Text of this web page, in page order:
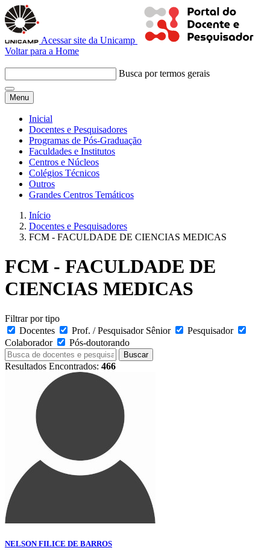
Acessar site da Unicamp
Voltar para a Home
Busca por termos gerais
Menu
Inicial
Docentes e Pesquisadores
Programas de Pós-Graduação
Faculdades e Institutos
Centros e Núcleos
Colégios Técnicos
Outros
Grandes Centros Temáticos
Início
Docentes e Pesquisadores
FCM - FACULDADE DE CIENCIAS MEDICAS
FCM - FACULDADE DE
CIENCIAS MEDICAS
Filtrar por tipo
Docentes
Prof. / Pesquisador Sênior
Pesquisador
Colaborador
Pós-doutorando
Buscar
Resultados Encontrados: 466
NELSON FILICE DE BARROS